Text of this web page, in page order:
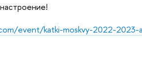
event/katki-moskvy-2022-2023-